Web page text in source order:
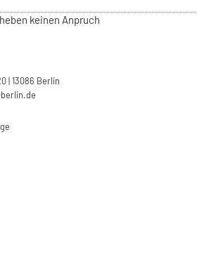
keinen Anpruch
| 13086 Berlin